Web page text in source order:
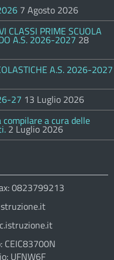
7 Agosto 2026
CLASSI PRIME SCUOLA
A.S. 2026-2027 28
A.S. 2026-2027
27 13 Luglio 2026
a cura delle
2 Luglio 2026
0823799213
CEIC83700N
UFNW6F